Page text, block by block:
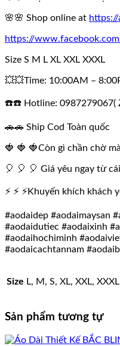
🌸🌸 Shop online at
https://
Size S M L XL XXL XXXL
💥💥Time: 10:00AM –
☎️☎️ Hotline: 0987279067(
🚗🚗 Ship Cod Toàn quốc
🍓 🍓 🍓Còn gì chần chờ
🎈 🎈 🎈 Giá yêu ngay từ
⚡ ⚡ ⚡Khuyến khích
#aodaidep #aodaimaysan
#aodaidutiec #aodaixinh
#aodaihochiminh
#aodaicachtannam
Size L, M, S, XL, XXL, XXXL
Sản phẩm tương tự